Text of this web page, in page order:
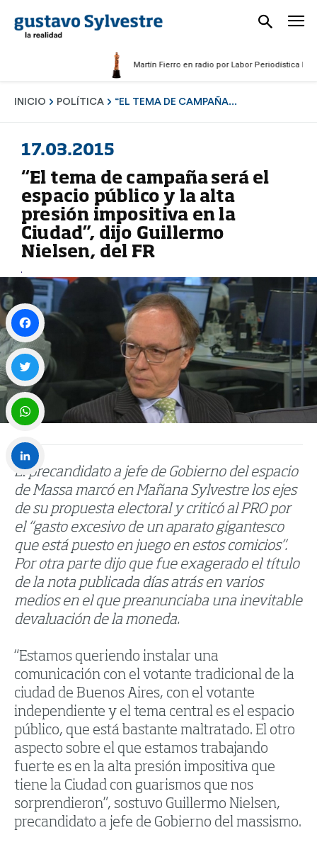
Martín Fierro en radio por Labor Periodística
INICIO POLÍTICA “EL TEMA DE CAMPAÑA...
17.03.2015
“El tema de campaña será el
espacio público y la alta
presión impositiva en la
Ciudad”, dijo Guillermo
Nielsen, del FR
El precandidato a jefe de Gobierno del espacio
de Massa marcó en Mañana Sylvestre los ejes
de su propuesta electoral y criticó al PRO por
el “gasto excesivo de un aparato gigantesco
que está puesto en juego en estos comicios”.
Por otra parte dijo que fue exagerado el título
de la nota publicada días atrás en varios
medios en el que preanunciaba una inevitable
devaluación de la moneda.
“Estamos queriendo instalar una
comunicación con el votante tradicional de la
ciudad de Buenos Aires, con el votante
independiente y el tema central es el espacio
público, que está bastante maltratado. El otro
aspecto sobre el que estamos trabajando
fuerte es en la alta presión impositiva que
tiene la Ciudad con guarismos que nos
sorprendieron”, sostuvo Guillermo Nielsen,
precandidato a jefe de Gobierno del massismo.
Facebook
Twitter
WhatsApp
LinkedIn